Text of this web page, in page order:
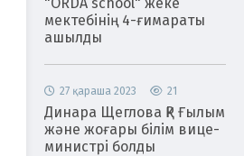
мектебінің 4-ғимараты
ашылды
27 қараша 2023 21
Динара Щеглова ҚР Ғылым
және жоғары білім вице-
министрі болды